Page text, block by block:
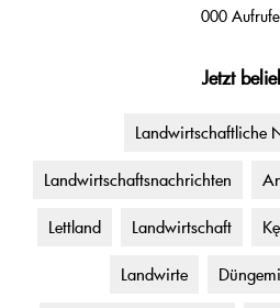
000
Jetzt
Landwirtschaftliche
Landwirtschaftsnachrichten
Lettland Landwirtschaft
Landwirte